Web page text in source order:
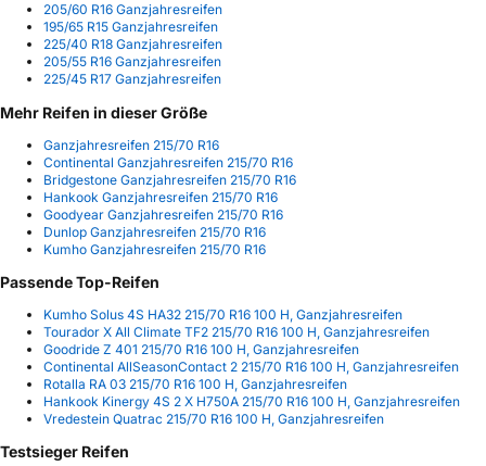
205/60 R16 Ganzjahresreifen
195/65 R15 Ganzjahresreifen
225/40 R18 Ganzjahresreifen
205/55 R16 Ganzjahresreifen
225/45 R17 Ganzjahresreifen
Mehr Reifen in dieser Größe
Ganzjahresreifen 215/70 R16
Continental Ganzjahresreifen 215/70 R16
Bridgestone Ganzjahresreifen 215/70 R16
Hankook Ganzjahresreifen 215/70 R16
Goodyear Ganzjahresreifen 215/70 R16
Dunlop Ganzjahresreifen 215/70 R16
Kumho Ganzjahresreifen 215/70 R16
Passende Top-Reifen
Kumho Solus 4S HA32 215/70 R16 100 H, Ganzjahresreifen
Tourador X All Climate TF2 215/70 R16 100 H, Ganzjahresreifen
Goodride Z 401 215/70 R16 100 H, Ganzjahresreifen
Continental AllSeasonContact 2 215/70 R16 100 H, Ganzjahresreifen
Rotalla RA 03 215/70 R16 100 H, Ganzjahresreifen
Hankook Kinergy 4S 2 X H750A 215/70 R16 100 H, Ganzjahresreifen
Vredestein Quatrac 215/70 R16 100 H, Ganzjahresreifen
Testsieger Reifen